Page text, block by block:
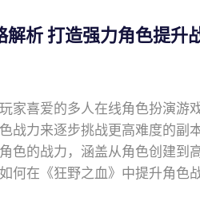
解析 打造强力角色提升
家喜爱的多人在线角色扮演
战力来逐步挑战更高难度的副
色的战力，涵盖从角色创建到
何在《狂野之血》中提升角色